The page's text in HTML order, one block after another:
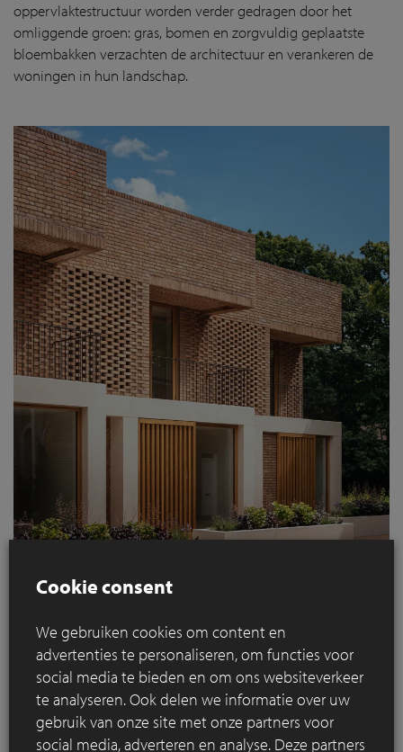
oppervlaktestructuur worden verder gedragen door het
omliggende groen: gras, bomen en zorgvuldig geplaatste
bloembakken verzachten de architectuur en verankeren de
woningen in hun landschap.
Cookie consent
We gebruiken cookies om content en
advertenties te personaliseren, om functies voor
social media te bieden en om ons websiteverkeer
te analyseren. Ook delen we informatie over uw
gebruik van onze site met onze partners voor
social media, adverteren en analyse. Deze partners